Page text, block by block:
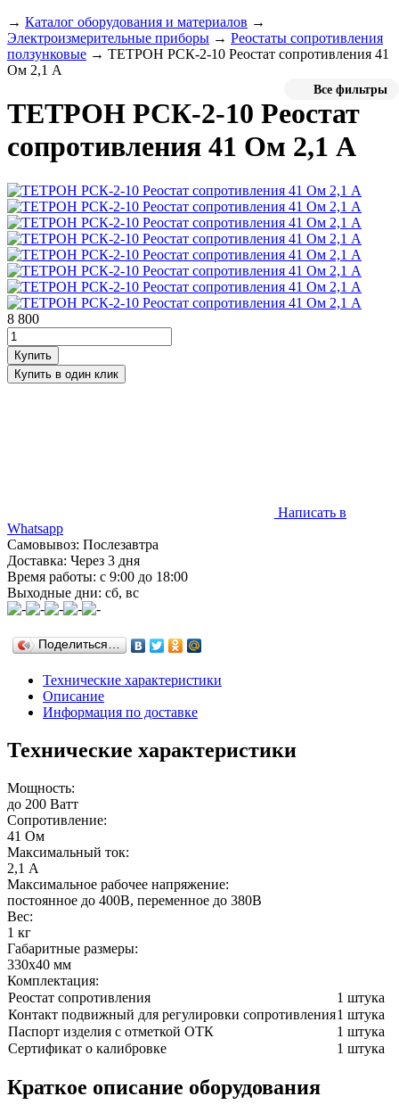
→ Каталог оборудования и материалов →
Электроизмерительные приборы → Реостаты сопротивления
ползунковые → ТЕТРОН РСК-2-10 Реостат сопротивления 41
Ом 2,1 А
Все фильтры
ТЕТРОН РСК-2-10 Реостат
сопротивления 41 Ом 2,1 А
8 800
Написать в
Whatsapp
Самовывоз: Послезавтра
Доставка: Через 3 дня
Время работы: с 9:00 до 18:00
Выходные дни: сб, вс
Поделиться…
Технические характеристики
Описание
Информация по доставке
Технические характеристики
Мощность:
до 200 Ватт
Сопротивление:
41 Ом
Максимальный ток:
2,1 А
Максимальное рабочее напряжение:
постоянное до 400В, переменное до 380В
Вес:
1 кг
Габаритные размеры:
330х40 мм
Комплектация:
Реостат сопротивления
1 штука
Контакт подвижный для регулировки сопротивления1 штука
Паспорт изделия с отметкой ОТК
1 штука
Сертификат о калибровке
1 штука
Краткое описание оборудования